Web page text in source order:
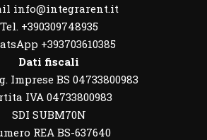
info@integrarent.it
Tel. +390309748935
+393703610385
Dati fiscali
Imprese BS 04733800983
IVA 04733800983
SDI SUBM70N
REA BS-637640